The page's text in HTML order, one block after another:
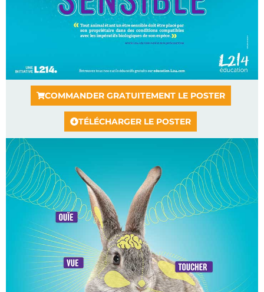
COMMANDER GRATUITEMENT LE POSTER
TÉLÉCHARGER LE POSTER